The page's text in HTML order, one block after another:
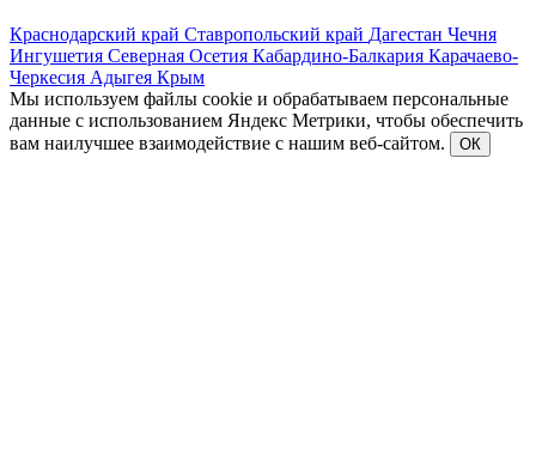
Краснодарский край Ставропольский край Дагестан Чечня
Ингушетия Северная Осетия Кабардино-Балкария Карачаево-
Черкесия Адыгея Крым
Мы используем файлы cookie и обрабатываем персональные
данные с использованием Яндекс Метрики, чтобы обеспечить
вам наилучшее взаимодействие с нашим веб-сайтом.
ОК